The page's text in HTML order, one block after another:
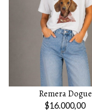
Remera Dogue
$16.000,00